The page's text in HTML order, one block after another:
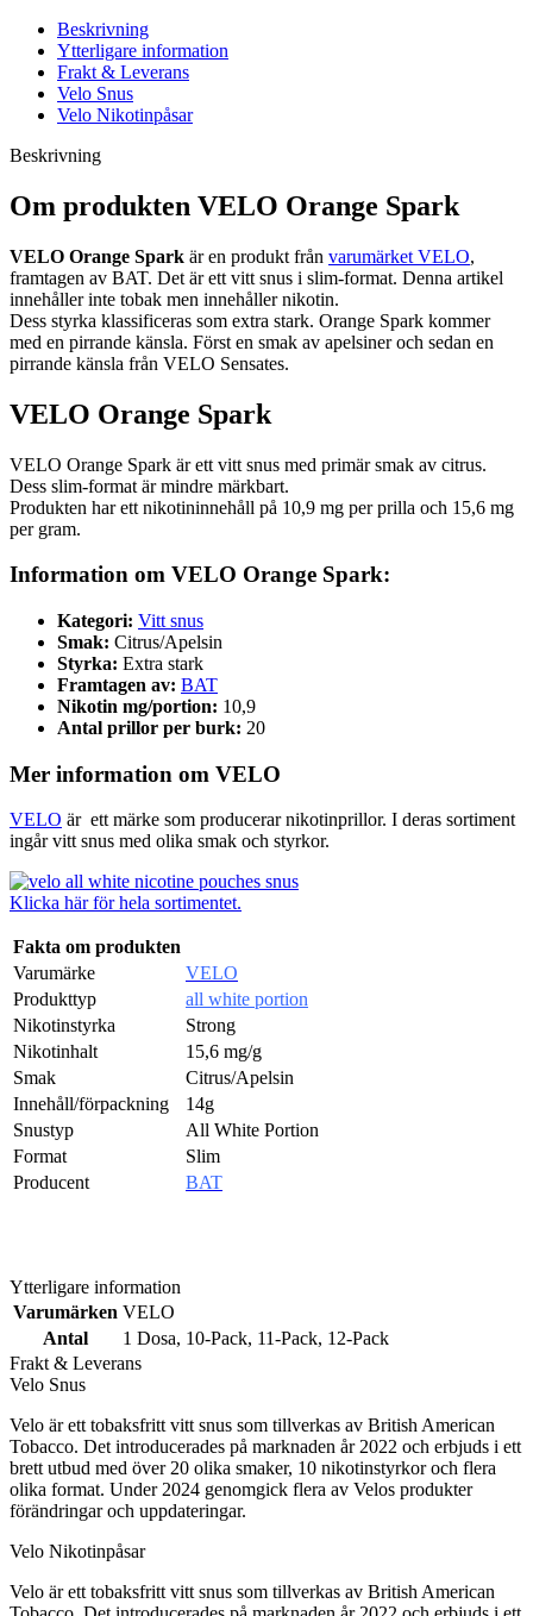
Beskrivning
Ytterligare information
Frakt & Leverans
Velo Snus
Velo Nikotinpåsar
Beskrivning
Om produkten VELO Orange Spark
VELO Orange Spark är en produkt från varumärket VELO,
framtagen av BAT. Det är ett vitt snus i slim-format. Denna artikel
innehåller inte tobak men innehåller nikotin.
Dess styrka klassificeras som extra stark. Orange Spark kommer
med en pirrande känsla. Först en smak av apelsiner och sedan en
pirrande känsla från VELO Sensates.
VELO Orange Spark
VELO Orange Spark är ett vitt snus med primär smak av citrus.
Dess slim-format är mindre märkbart.
Produkten har ett nikotininnehåll på 10,9 mg per prilla och 15,6 mg
per gram.
Information om VELO Orange Spark:
Kategori: Vitt snus
Smak: Citrus/Apelsin
Styrka: Extra stark
Framtagen av: BAT
Nikotin mg/portion: 10,9
Antal prillor per burk: 20
Mer information om VELO
VELO är ett märke som producerar nikotinprillor. I deras sortiment
ingår vitt snus med olika smak och styrkor.
Klicka här för hela sortimentet.
Fakta om produkten
Varumärke
VELO
Produkttyp
all white portion
Nikotinstyrka
Strong
Nikotinhalt
15,6 mg/g
Smak
Citrus/Apelsin
Innehåll/förpackning
14g
Snustyp
All White Portion
Format
Slim
Producent
BAT
Ytterligare information
Varumärken VELO
Antal
1 Dosa, 10-Pack, 11-Pack, 12-Pack
Frakt & Leverans
Velo Snus
Velo är ett tobaksfritt vitt snus som tillverkas av British American
Tobacco. Det introducerades på marknaden år 2022 och erbjuds i ett
brett utbud med över 20 olika smaker, 10 nikotinstyrkor och flera
olika format. Under 2024 genomgick flera av Velos produkter
förändringar och uppdateringar.
Velo Nikotinpåsar
Velo är ett tobaksfritt vitt snus som tillverkas av British American